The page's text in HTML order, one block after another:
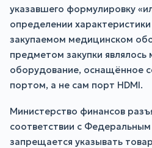
указавшего формулировку
определении
закупаемом медицинском
предметом закупки
оборудование, оснащённое
портом, а не сам порт HDMI.
Министерство финансов
соответствии с
запрещается указывать